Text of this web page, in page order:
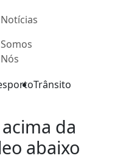
Notícias
Somos
Nós
Trânsito
da
abaixo